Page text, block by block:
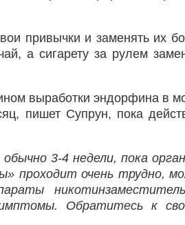
привычки и заменять их
а сигарету за рулем
выработки эндорфина в
пишет Супрун, пока
3-4 недели, пока
проходит очень трудно,
Обратитесь к